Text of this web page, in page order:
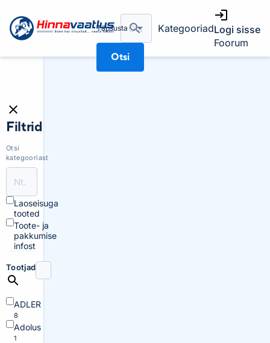
Täpsusta
Otsi
KategooriadLogi sisse
Foorum
Filtrid
Otsi
kategooriast
Laoseisuga
tooted
Toote- ja
pakkumise
infost
Tootjad
ADLER
8
Adolus
1